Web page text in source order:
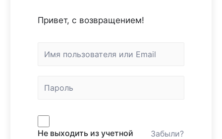
Привет, с возвращением!
Не выходить из учетной
Забыли?